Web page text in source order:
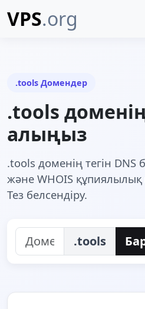
VPS.org
.tools Домендер
.tools
алыңыз
.tools доменің тегін DNS
және WHOIS құпиялылық
Тез белсендіру.
.tools